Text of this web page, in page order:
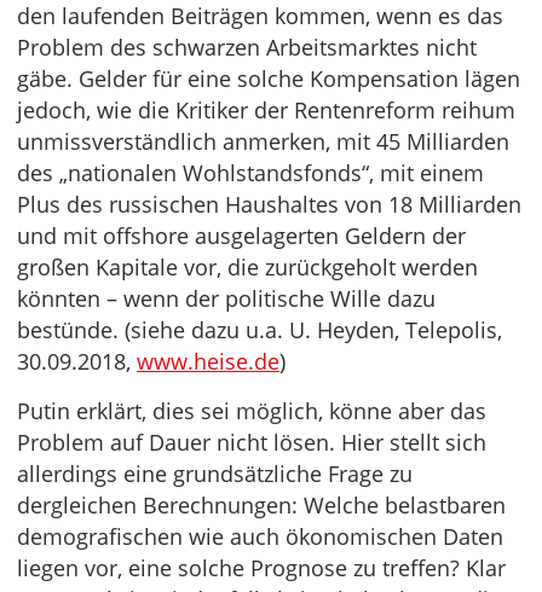
den laufenden Beiträgen kommen, wenn es das
Problem des schwarzen Arbeitsmarktes nicht
gäbe. Gelder für eine solche Kompensation lägen
jedoch, wie die Kritiker der Rentenreform reihum
unmissverständlich anmerken, mit 45 Milliarden
des „nationalen Wohlstandsfonds“, mit einem
Plus des russischen Haushaltes von 18 Milliarden
und mit offshore ausgelagerten Geldern der
großen Kapitale vor, die zurückgeholt werden
könnten – wenn der politische Wille dazu
bestünde. (siehe dazu u.a. U. Heyden, Telepolis,
30.09.2018, www.heise.de)
Putin erklärt, dies sei möglich, könne aber das
Problem auf Dauer nicht lösen. Hier stellt sich
allerdings eine grundsätzliche Frage zu
dergleichen Berechnungen: Welche belastbaren
demografischen wie auch ökonomischen Daten
liegen vor, eine solche Prognose zu treffen? Klar